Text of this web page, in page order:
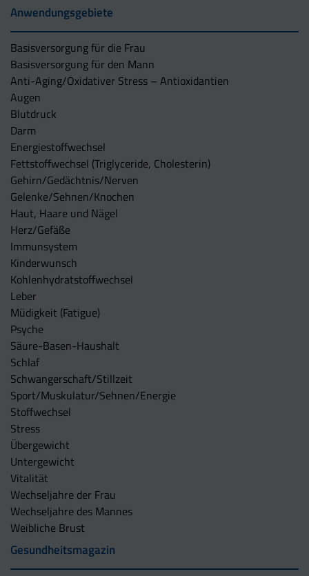
Anwendungsgebiete
Basisversorgung für die Frau
Basisversorgung für den Mann
Anti-Aging/Oxidativer Stress – Antioxidantien
Augen
Blutdruck
Darm
Energiestoffwechsel
Fettstoffwechsel (Triglyceride, Cholesterin)
Gehirn/Gedächtnis/Nerven
Gelenke/Sehnen/Knochen
Haut, Haare und Nägel
Herz/Gefäße
Immunsystem
Kinderwunsch
Kohlenhydratstoffwechsel
Leber
Müdigkeit (Fatigue)
Psyche
Säure-Basen-Haushalt
Schlaf
Schwangerschaft/Stillzeit
Sport/Muskulatur/Sehnen/Energie
Stoffwechsel
Stress
Übergewicht
Untergewicht
Vitalität
Wechseljahre der Frau
Wechseljahre des Mannes
Weibliche Brust
Gesundheitsmagazin